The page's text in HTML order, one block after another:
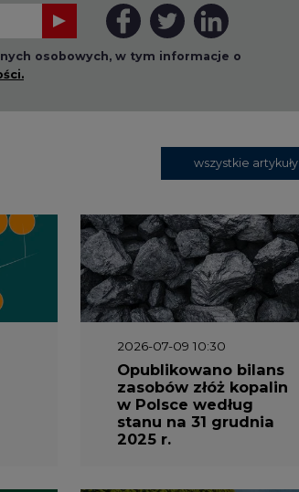
osobowych, w tym informacje o
wszystkie artykuły
2026-07-09 10:30
Opublikowano bilans
zasobów złóż kopalin
w Polsce według
stanu na 31 grudnia
2025 r.